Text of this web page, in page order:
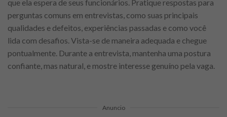
que ela espera de seus funcionários. Pratique respostas para
perguntas comuns em entrevistas, como suas principais
qualidades e defeitos, experiências passadas e como você
lida com desafios. Vista-se de maneira adequada e chegue
pontualmente. Durante a entrevista, mantenha uma postura
confiante, mas natural, e mostre interesse genuíno pela vaga.
Anuncio